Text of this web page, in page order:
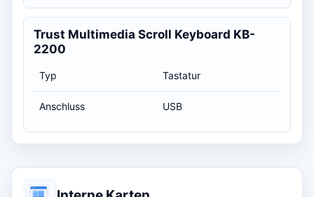
Trust Multimedia Scroll Keyboard KB-
2200
Typ Tastatur
Anschluss USB